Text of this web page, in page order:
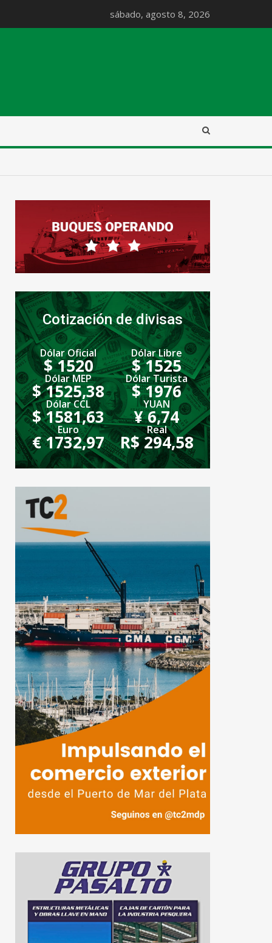
sábado, agosto 8, 2026
Cotización de divisas
Dólar Oficial
$ 1520
Dólar Libre
$ 1525
Dólar MEP
$ 1525,38
Dólar Turista
$ 1976
Dólar CCL
$ 1581,63
YUAN
¥ 6,74
Euro
€ 1732,97
Real
R$ 294,58